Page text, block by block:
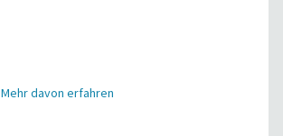
Mehr davon erfahren